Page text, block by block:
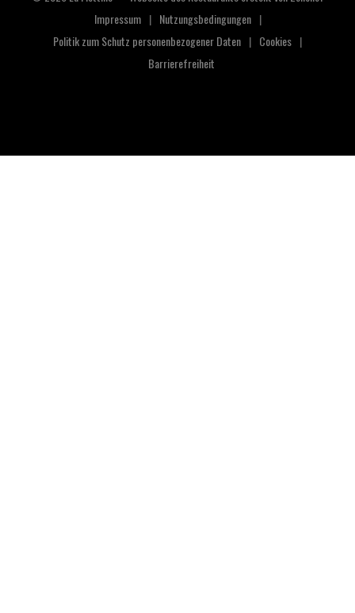
Impressum
((öffnet ein neues Fenster))
Nutzungsbedingungen
((öffnet ein neues Fenster))
Politik zum Schutz personenbezogener Daten
((öffnet ein neues Fenster))
Cookies
((öffnet ein
Barrierefreiheit
((öffnet ein neues Fenster))